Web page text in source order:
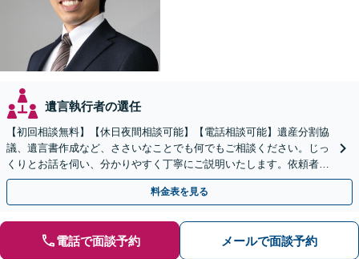
遺言執行者の選任
【初回相談無料】【休日夜間相談可能】【電話相談可能】遺産分割協
議、遺言書作成など、ささいなことでも何でもご相談ください。じっ
くりとお話を伺い、分かりやすく丁寧にご説明いたします。依頼者の
方の利益を最大化するために尽力いたします。
料金表を見る
電話で面談予約 メールで面談予約